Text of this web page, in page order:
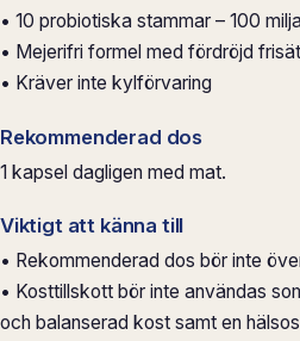
• 10 probiotiska stammar – 100
• Mejerifri formel med fördröjd
• Kräver inte kylförvaring
Rekommenderad dos
1 kapsel dagligen med mat.
Viktigt att känna till
• Rekommenderad dos bör inte
• Kosttillskott bör inte användas
och balanserad kost samt en